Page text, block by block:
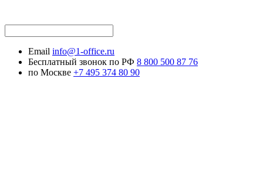
Email info@1-office.ru
Бесплатный звонок по РФ 8 800 500 87 76
по Москве +7 495 374 80 90